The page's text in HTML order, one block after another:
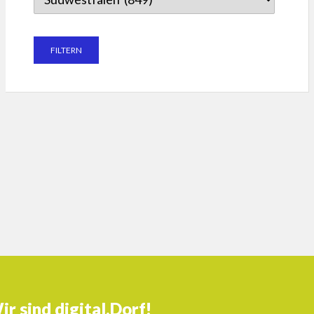
sind digital.Dorf!